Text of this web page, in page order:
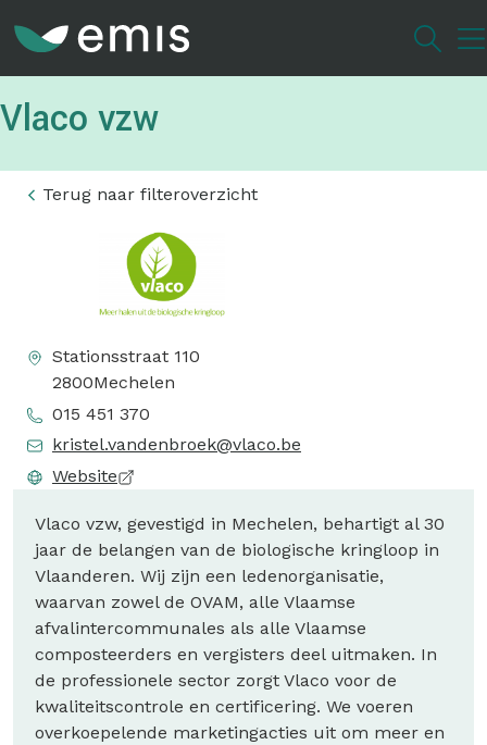
Vlaco vzw
Terug naar filteroverzicht
Stationsstraat 110
2800Mechelen
015 451 370
kristel.vandenbroek@vlaco.be
Website
Vlaco vzw, gevestigd in Mechelen, behartigt al 30
jaar de belangen van de biologische kringloop in
Vlaanderen. Wij zijn een ledenorganisatie,
waarvan zowel de OVAM, alle Vlaamse
afvalintercommunales als alle Vlaamse
composteerders en vergisters deel uitmaken. In
de professionele sector zorgt Vlaco voor de
kwaliteitscontrole en certificering. We voeren
overkoepelende marketingacties uit om meer en